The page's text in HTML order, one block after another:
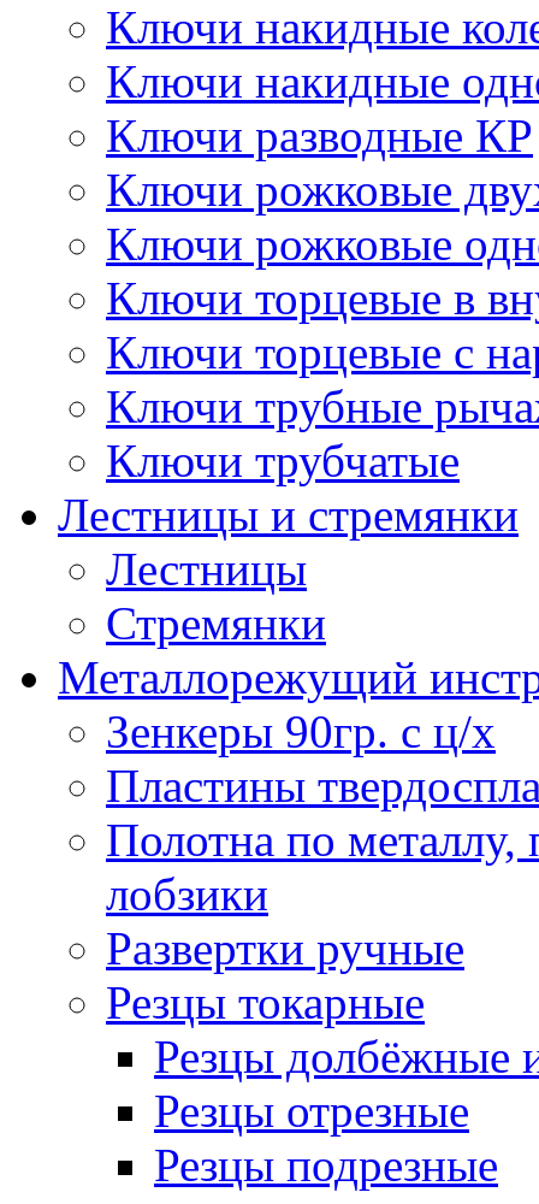
Ключи накидные
Ключи накидные
Ключи разводные КР
Ключи рожковые
Ключи рожковые
Ключи торцевые в
Ключи торцевые с
Ключи трубные
Ключи трубчатые
Лестницы и стремянки
Лестницы
Стремянки
Металлорежущий
Зенкеры 90гр. с ц/х
Пластины
Полотна по
лобзики
Развертки ручные
Резцы токарные
Резцы долбёжные
Резцы отрезные
Резцы подрезные